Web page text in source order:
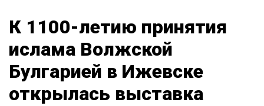
К 1100-летию принятия
ислама Волжской
Булгарией в Ижевске
открылась выставка